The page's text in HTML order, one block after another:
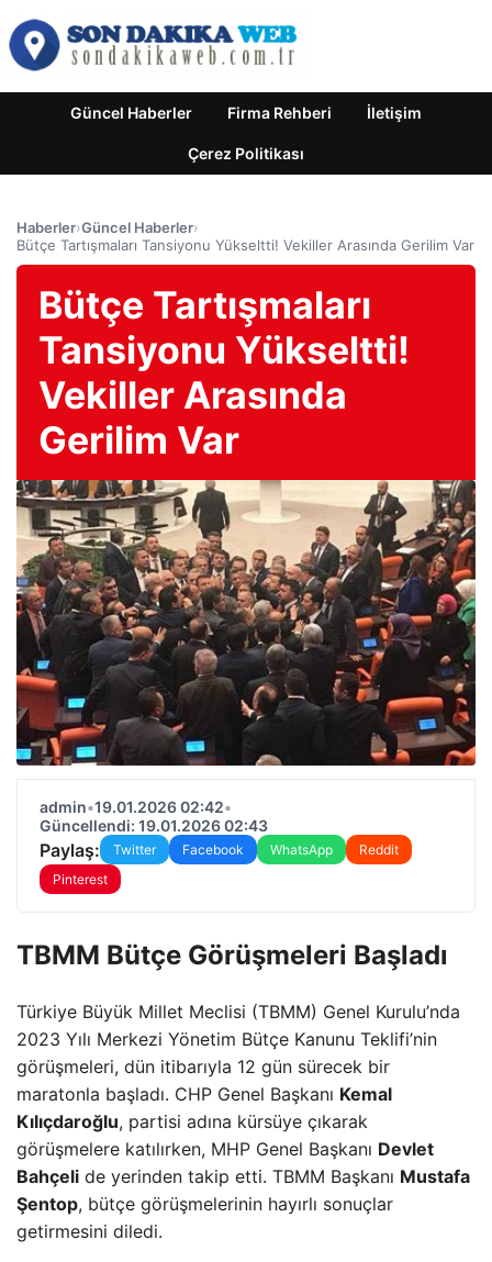
Güncel Haberler Firma Rehberi İletişim
Çerez Politikası
Haberler›Güncel Haberler›
Bütçe Tartışmaları Tansiyonu Yükseltti! Vekiller Arasında Gerilim Var
Bütçe Tartışmaları
Tansiyonu Yükseltti!
Vekiller Arasında
Gerilim Var
admin•19.01.2026 02:42•
Güncellendi: 19.01.2026 02:43
Paylaş: Twitter Facebook WhatsApp
Reddit
Pinterest
TBMM Bütçe Görüşmeleri Başladı
Türkiye Büyük Millet Meclisi (TBMM) Genel Kurulu’nda
2023 Yılı Merkezi Yönetim Bütçe Kanunu Teklifi’nin
görüşmeleri, dün itibarıyla 12 gün sürecek bir
maratonla başladı. CHP Genel Başkanı Kemal
Kılıçdaroğlu, partisi adına kürsüye çıkarak
görüşmelere katılırken, MHP Genel Başkanı Devlet
Bahçeli de yerinden takip etti. TBMM Başkanı Mustafa
Şentop, bütçe görüşmelerinin hayırlı sonuçlar
getirmesini diledi.